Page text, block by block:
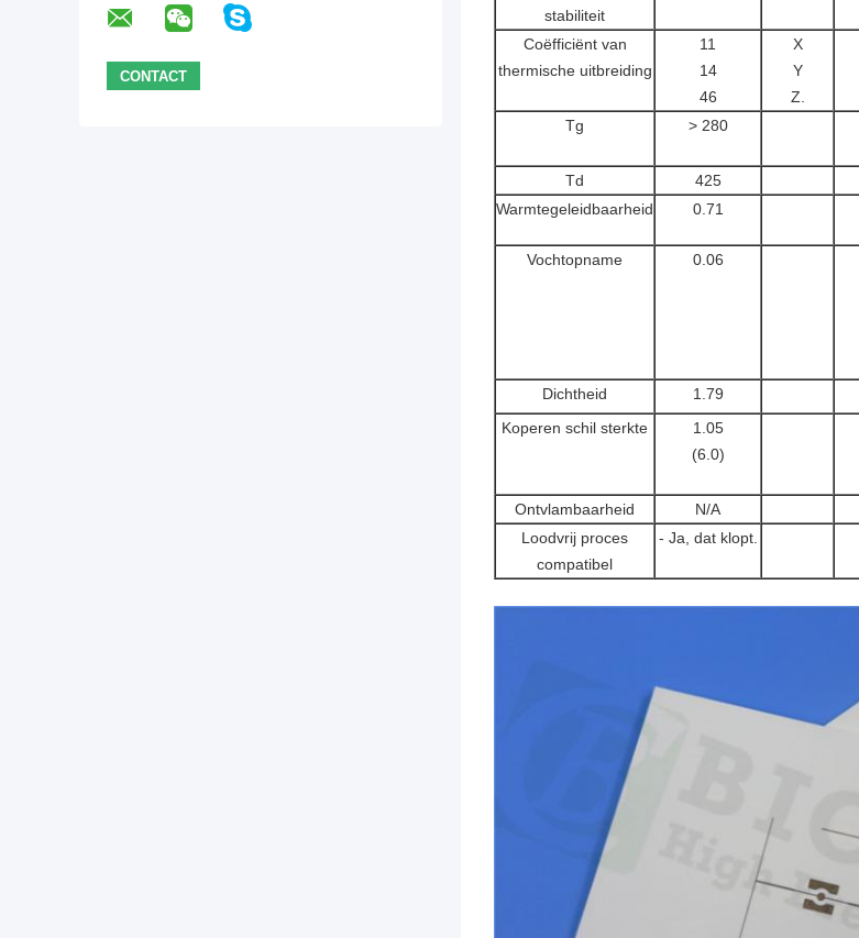
stabiliteit
Coëfficiënt van
thermische uitbreiding
11
14
46
X
Y
Z.
Tg > 280
Td
425
Warmtegeleidbaarheid
0.71
Vochtopname 0.06
Dichtheid 1.79
Koperen schil sterkte
1.05
(6.0)
Ontvlambaarheid N/A
Loodvrij proces
compatibel
- Ja, dat klopt.